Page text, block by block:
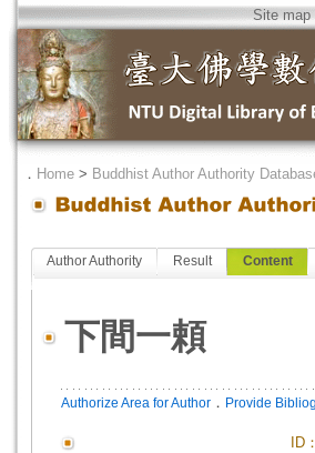
Site map
． Home > Buddhist Author Authority
Author Authority Result Content
下間一頼
Authorize Area for Author ． Provide
ID ：